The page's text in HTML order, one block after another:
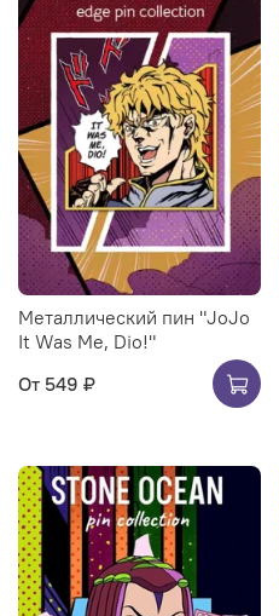
Металлический пин "JoJo
It Was Me, Dio!"
От 549 ₽